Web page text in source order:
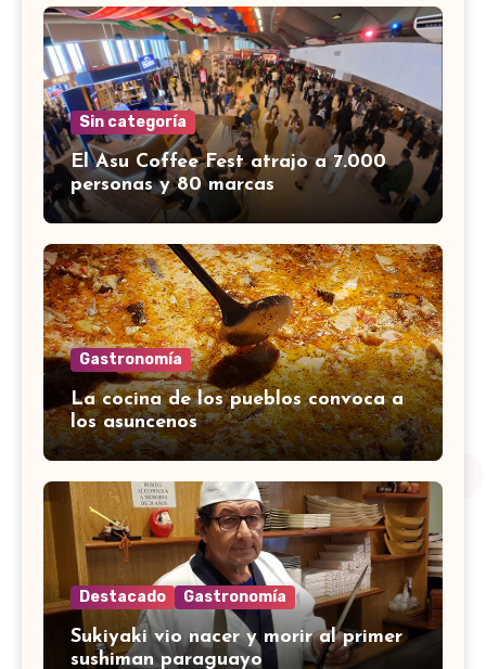
Sin categoría
El Asu Coffee Fest atrajo a 7.000
personas y 80 marcas
Gastronomía
La cocina de los pueblos convoca a
los asuncenos
Destacado Gastronomía
Sukiyaki vio nacer y morir al primer
sushiman paraguayo